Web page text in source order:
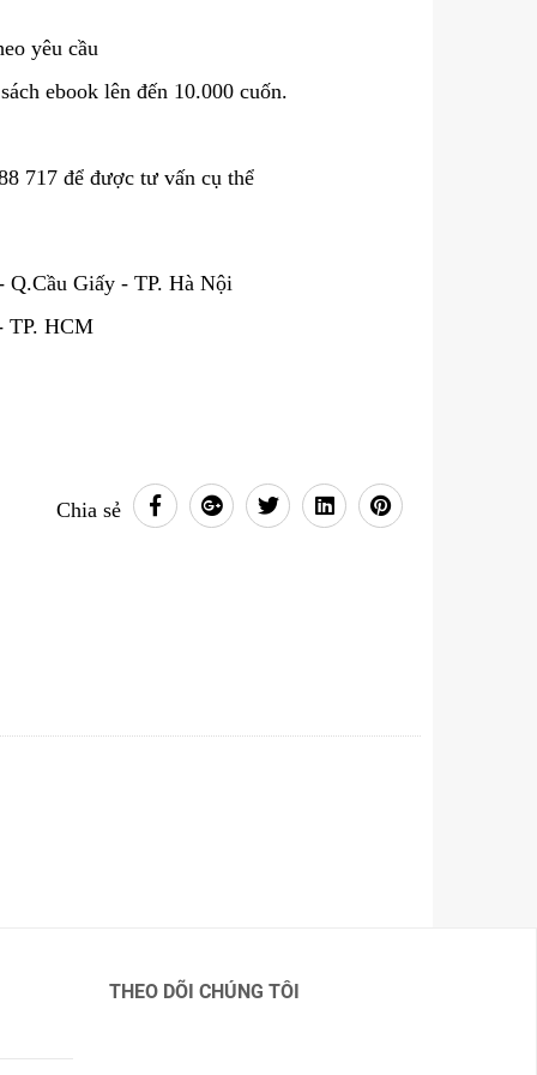
yêu cầu
ebook lên đến 10.000 cuốn.
717 để được tư vấn cụ thể
Giấy - TP. Hà Nội
TP. HCM
Chia sẻ
THEO DÕI CHÚNG TÔI